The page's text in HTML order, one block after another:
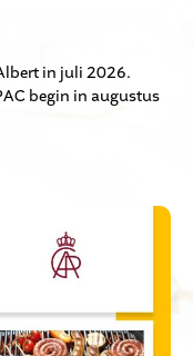
in juli 2026.
begin in augustus